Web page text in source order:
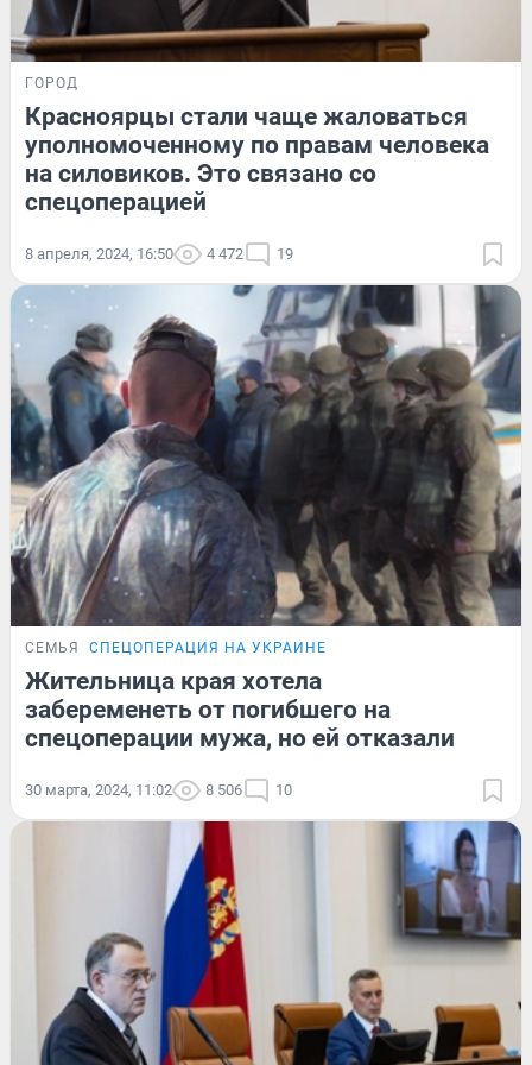
ГОРОД
Красноярцы стали чаще жаловаться
уполномоченному по правам человека
на силовиков. Это связано со
спецоперацией
8 апреля, 2024, 16:50 4 472 19
СЕМЬЯ СПЕЦОПЕРАЦИЯ НА УКРАИНЕ
Жительница края хотела
забеременеть от погибшего на
спецоперации мужа, но ей отказали
30 марта, 2024, 11:02 8 506 10